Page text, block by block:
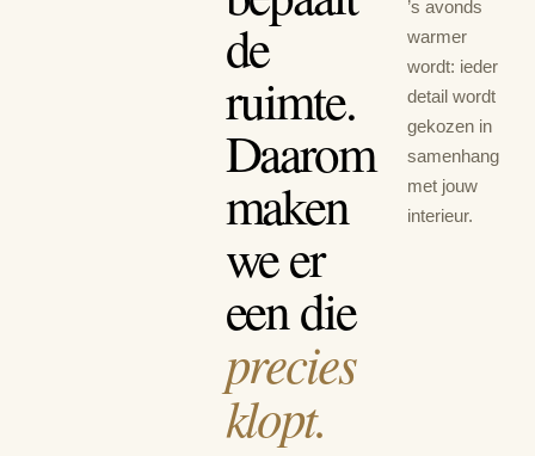
de
ruimte.
Daarom
maken
we er
een die
precies
klopt.
’s avonds
warmer
wordt: ieder
detail wordt
gekozen in
samenhang
met jouw
interieur.